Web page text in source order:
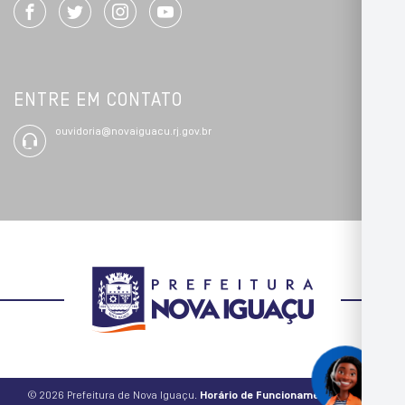
ENTRE EM CONTATO
ouvidoria@novaiguacu.rj.gov.br
© 2026 Prefeitura de Nova Iguaçu. Horário de Funcionamento: De 09h